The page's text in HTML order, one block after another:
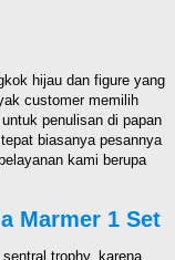
hijau dan figure yang
customer memilih
penulisan di papan
biasanya pesannya
kami berupa
Marmer 1 Set
trophy, karena